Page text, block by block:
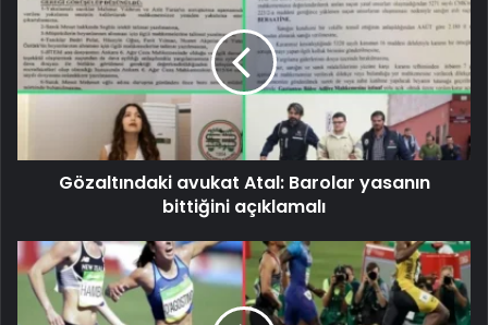
Gözaltındaki avukat Atal: Barolar yasanın
bittiğini açıklamalı